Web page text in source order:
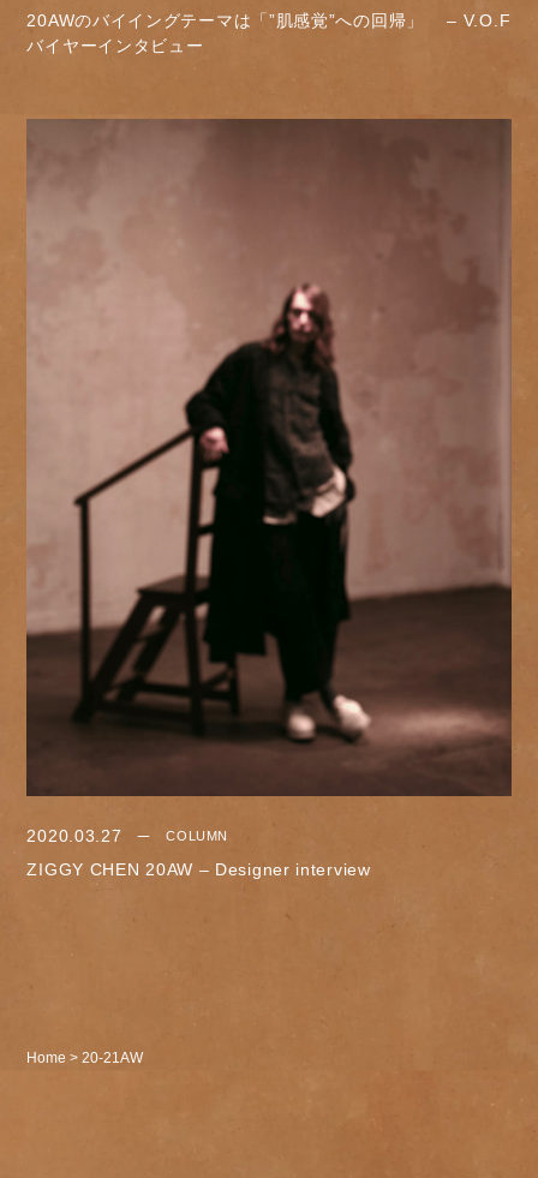
20AWのバイイングテーマは「”肌感覚”への回帰」 – V.O.F
バイヤーインタビュー
2020.03.27 COLUMN
ZIGGY CHEN 20AW – Designer interview
Home >20-21AW